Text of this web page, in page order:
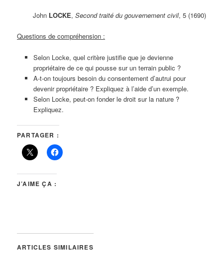
John LOCKE, Second traité du gouvernement civil, 5 (1690)
Questions de compréhension :
Selon Locke, quel critère justifie que je devienne
propriétaire de ce qui pousse sur un terrain public ?
A-t-on toujours besoin du consentement d’autrui pour
devenir propriétaire ? Expliquez à l’aide d’un exemple.
Selon Locke, peut-on fonder le droit sur la nature ?
Expliquez.
PARTAGER :
J’AIME ÇA :
ARTICLES SIMILAIRES